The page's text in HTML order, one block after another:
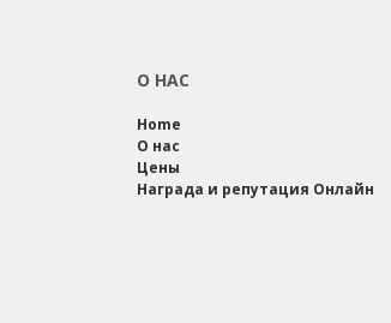
О НАС
Home
О нас
Цены
Награда и репутация Онлайн